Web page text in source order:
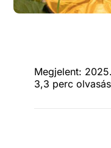
Megjelent:
3,3 perc olvasás